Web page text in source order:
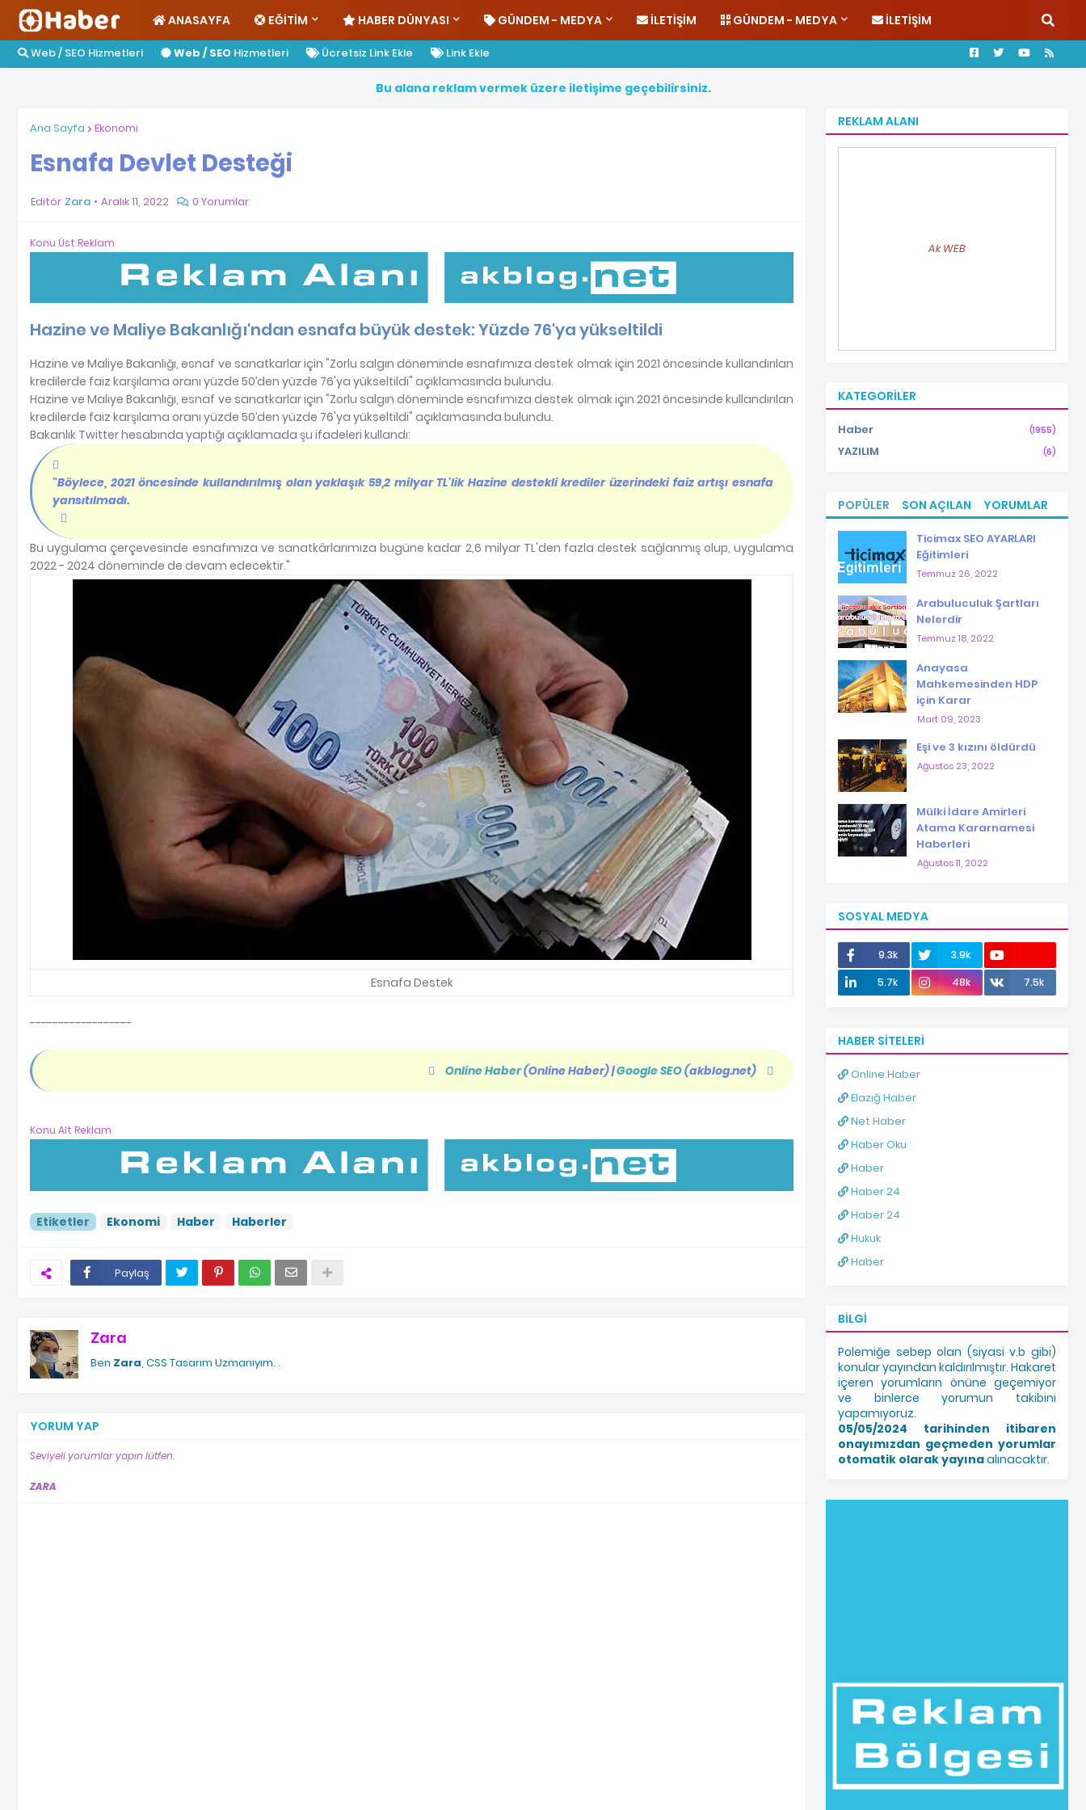
ANASAYFA EĞITIM HABER DÜNYASI GÜNDEM - MEDYA İLETIŞIM GÜNDEM - MEDYA İLETIŞIM
Web / SEO Hizmetleri Web / SEO Hizmetleri Ücretsiz Link Ekle Link Ekle
Bu alana reklamvermek üzere iletişime geçebilirsiniz.
Ana Sayfa Ekonomi
Esnafa Devlet Desteği
Editör Zara Aralık 11, 2022 0 Yorumlar
Konu Üst Reklam
Hazine ve Maliye Bakanlığı'ndan esnafa büyük destek: Yüzde 76'ya yükseltildi
Hazine ve Maliye Bakanlığı, esnaf ve sanatkarlar için "Zorlu salgın döneminde esnafımıza destek olmak için 2021 öncesinde kullandırılan
kredilerde faiz karşılama oranı yüzde 50’den yüzde 76'ya yükseltildi" açıklamasında bulundu.
Hazine ve Maliye Bakanlığı, esnaf ve sanatkarlar için "Zorlu salgın döneminde esnafımıza destek olmak için 2021 öncesinde kullandırılan
kredilerde faiz karşılama oranı yüzde 50’den yüzde 76'ya yükseltildi" açıklamasında bulundu.
Bakanlık Twitter hesabında yaptığı açıklamada şu ifadeleri kullandı:
"Böylece, 2021 öncesinde kullandırılmış olan yaklaşık 59,2 milyar TL'lik Hazine destekli krediler üzerindeki faiz artışı esnafa
yansıtılmadı.
Bu uygulama çerçevesinde esnafımıza ve sanatkârlarımıza bugüne kadar 2,6 milyar TL'den fazla destek sağlanmış olup, uygulama
2022 - 2024 döneminde de devam edecektir."
Esnafa Destek
------------------
Online Haber(Online Haber)|Google SEO(akblog.net)
Konu Alt Reklam
Etiketler Ekonomi Haber Haberler
Paylaş
Zara
Ben Zara , CSS Tasarım Uzmanıyım. .
YORUM YAP
Seviyeli yorumlar yapın lütfen.
ZARA
REKLAM ALANI
Ak WEB
KATEGORILER
Haber (1955)
YAZILIM (6)
POPÜLER SON AÇILAN YORUMLAR
Ticimax SEO AYARLARI
Eğitimleri
Temmuz 26, 2022
Arabuluculuk Şartları
Nelerdir
Temmuz 18, 2022
Anayasa
Mahkemesinden HDP
için Karar
Mart 09, 2023
Eşi ve 3 kızını öldürdü
Ağustos 23, 2022
Mülki İdare Amirleri
Atama Kararnamesi
Haberleri
Ağustos 11, 2022
SOSYAL MEDYA
9.3k
3.9k
12.0k
5.7k 48k 7.5k
HABER SITELERI
Online Haber
Elazığ Haber
Net Haber
Haber Oku
Haber
Haber 24
Haber 24
Hukuk
Haber
BILGI
Polemiğe sebep olan (siyasi v.b gibi)
konular yayından kaldırılmıştır. Hakaret
içeren yorumların önüne geçemiyor
ve binlerce yorumun takibini
yapamıyoruz.
05/05/2024 tarihinden itibaren
onayımızdan geçmeden yorumlar
otomatik olarak yayınaalınacaktır.